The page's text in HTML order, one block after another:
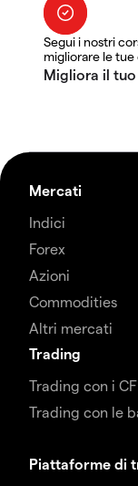
Segui i nostri
migliorare le
Mercati
Indici
Forex
Azioni
Commodities
Altri mercati
Trading
Trading con i
Trading con le
Piattaforme di